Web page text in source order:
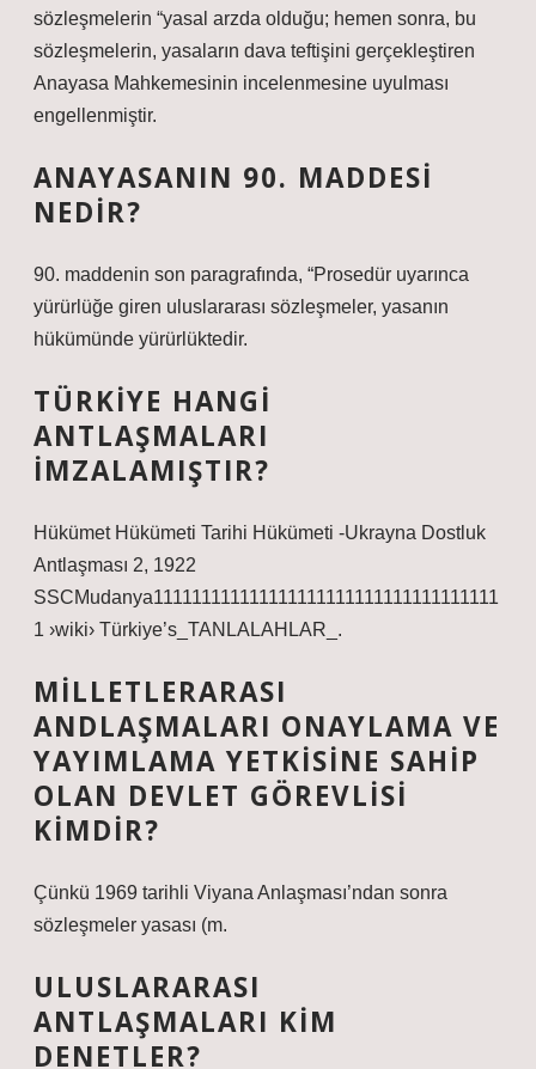
sözleşmelerin “yasal arzda olduğu; hemen sonra, bu
sözleşmelerin, yasaların dava teftişini gerçekleştiren
Anayasa Mahkemesinin incelenmesine uyulması
engellenmiştir.
ANAYASANIN 90. MADDESI
NEDIR?
90. maddenin son paragrafında, “Prosedür uyarınca
yürürlüğe giren uluslararası sözleşmeler, yasanın
hükümünde yürürlüktedir.
TÜRKIYE HANGI
ANTLAŞMALARI
IMZALAMIŞTIR?
Hükümet Hükümeti Tarihi Hükümeti -Ukrayna Dostluk
Antlaşması 2, 1922
SSCMudanya111111111111111111111111111111111111
1 ›wiki› Türkiye’s_TANLALAHLAR_.
MILLETLERARASI
ANDLAŞMALARI ONAYLAMA VE
YAYIMLAMA YETKISINE SAHIP
OLAN DEVLET GÖREVLISI
KIMDIR?
Çünkü 1969 tarihli Viyana Anlaşması’ndan sonra
sözleşmeler yasası (m.
ULUSLARARASI
ANTLAŞMALARI KIM
DENETLER?